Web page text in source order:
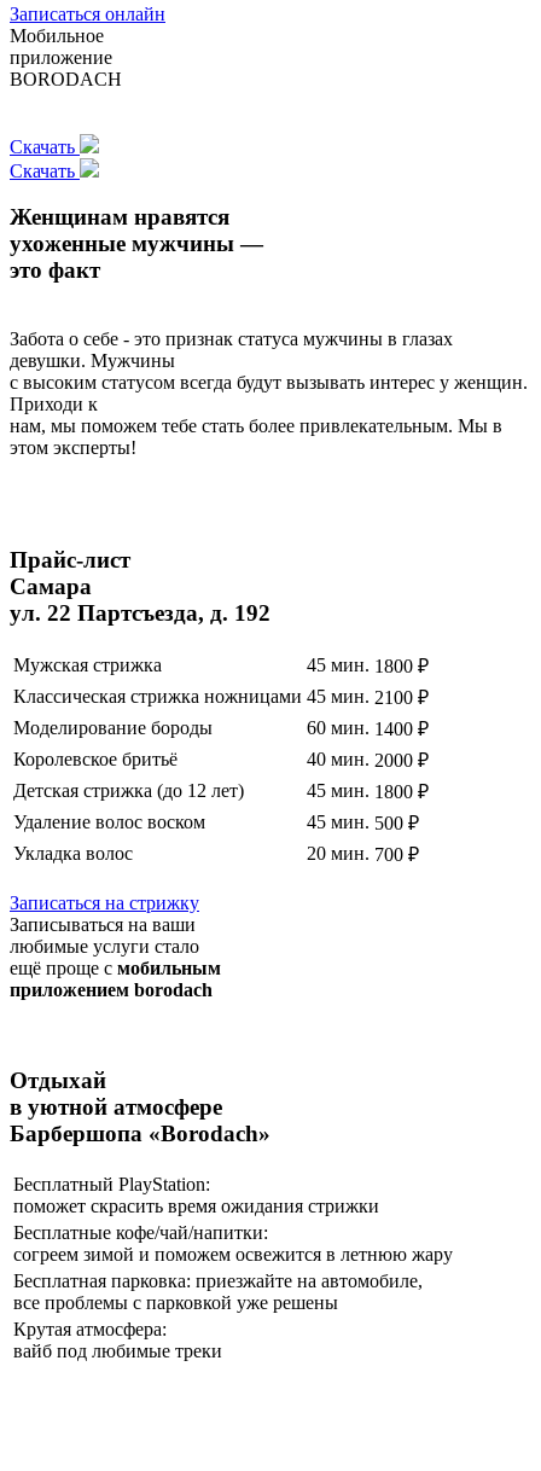
Записаться онлайн
Мобильное
приложение
BORODACH
Скачать
Скачать
Женщинам нравятся
ухоженные мужчины —
это факт
Забота о себе - это признак статуса мужчины в глазах
девушки. Мужчины
с высоким статусом всегда будут вызывать интерес у женщин.
Приходи к
нам, мы поможем тебе стать более привлекательным. Мы в
этом эксперты!
Прайс-лист
Самара
ул. 22 Партсъезда, д. 192
Мужская стрижка 45 мин. 1800 ₽
Классическая стрижка ножницами 45 мин. 2100 ₽
Моделирование бороды
60 мин. 1400 ₽
Королевское бритьё
40 мин. 2000 ₽
Детская стрижка (до 12 лет)
45 мин. 1800 ₽
Удаление волос воском
45 мин. 500 ₽
Укладка волос
20 мин. 700 ₽
Записаться на стрижку
Записываться на ваши
любимые услуги стало
ещё проще с мобильным
приложением borodach
Отдыхай
в уютной атмосфере
Барбершопа «Borodach»
Бесплатный PlayStation:
поможет скрасить время ожидания стрижки
Бесплатные кофе/чай/напитки:
согреем зимой и поможем освежится в летнюю жару
Бесплатная парковка: приезжайте на автомобиле,
все проблемы с парковкой уже решены
Крутая атмосфера:
вайб под любимые треки